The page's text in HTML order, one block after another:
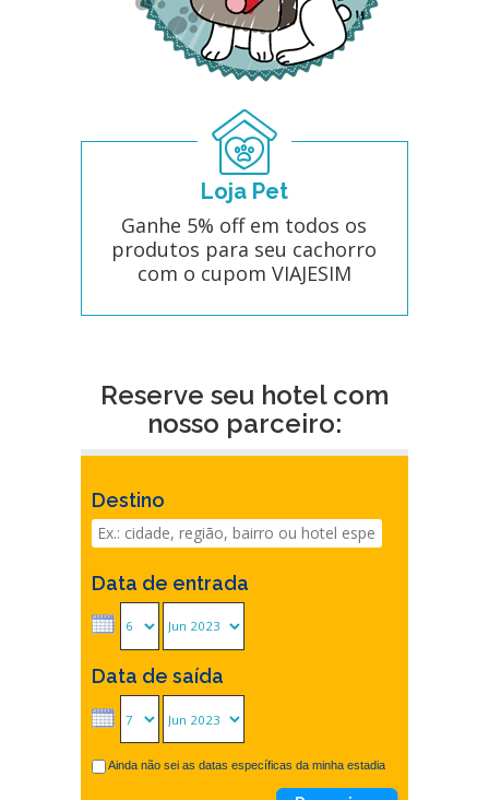
Loja Pet
Ganhe 5% off em todos os
produtos para seu cachorro
com o cupom VIAJESIM
Reserve seu hotel com
nosso parceiro:
Destino
Data de entrada
Data de saída
Ainda não sei as datas específicas da minha estadia